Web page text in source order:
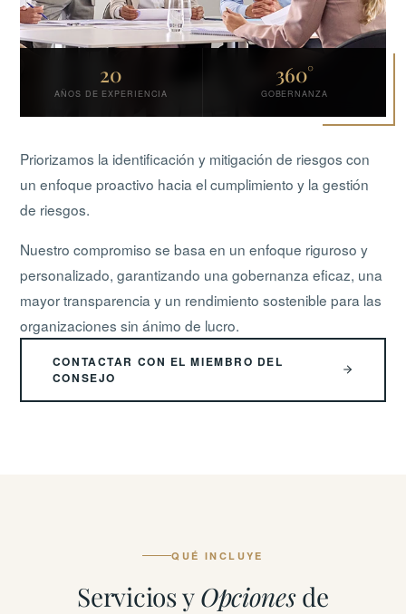
20
AÑOS DE EXPERIENCIA
360°
GOBERNANZA
Priorizamos la identificación y mitigación de riesgos con
un enfoque proactivo hacia el cumplimiento y la gestión
de riesgos.
Nuestro compromiso se basa en un enfoque riguroso y
personalizado, garantizando una gobernanza eficaz, una
mayor transparencia y un rendimiento sostenible para las
organizaciones sin ánimo de lucro.
CONTACTAR CON EL MIEMBRO DEL
CONSEJO
QUÉ INCLUYE
Servicios yOpcionesde